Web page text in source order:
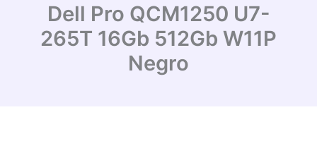
Dell Pro QCM1250 U7-
265T 16Gb 512Gb W11P
Negro